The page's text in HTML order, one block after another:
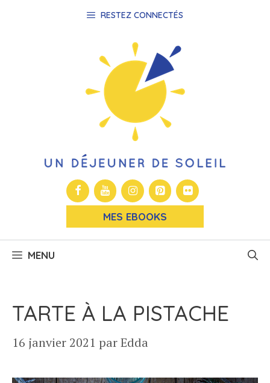
RESTEZ CONNECTÉS
MES EBOOKS
MENU
TARTE À LA PISTACHE
16 janvier 2021 parEdda